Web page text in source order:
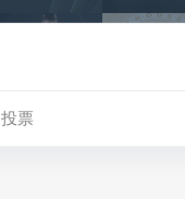
投票